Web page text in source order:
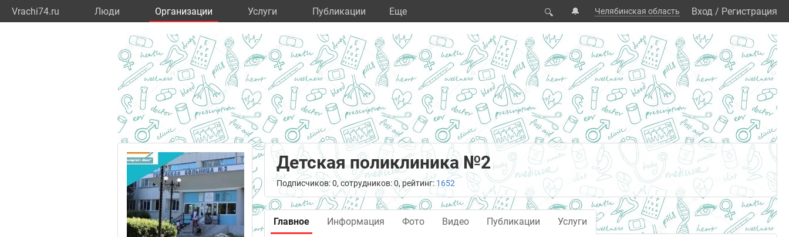
Vrachi74.ru Люди Организации Услуги Публикации Eще 🔍 🔔 Челябинская область Вход / Регистрация
Детская поликлиника №2
Подписчиков: 0, сотрудников: 0, рейтинг: 1652
Главное Информация Фото Видео Публикации Услуги